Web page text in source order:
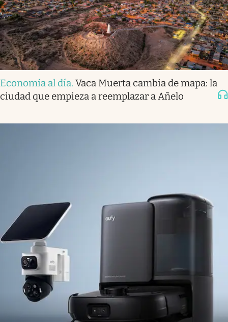
Economía al día. Vaca Muerta cambia de mapa: la
ciudad que empieza a reemplazar a Añelo